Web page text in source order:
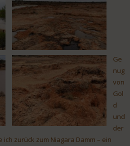
Ge
nug
von
Gol
d
und
der
ich zurück zum Niagara Damm – ein